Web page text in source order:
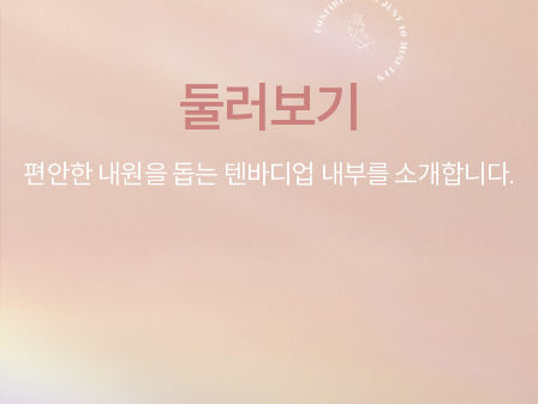
둘러보기
편안한 내원을 돕는 텐바디업 내부를 소개합니다.